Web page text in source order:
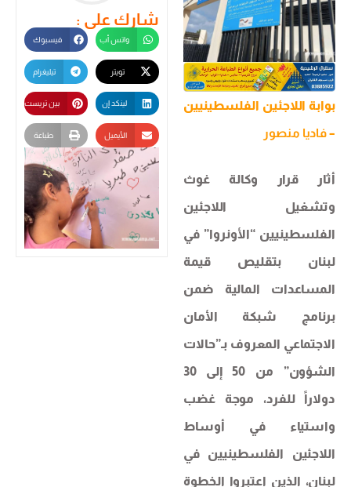
بوابة اللاجئين الفلسطينيين
فاديا منصور
أثار قرار وكالة غوث
وتشغيل اللاجئين
الفلسطينيين “الأونروا” في
لبنان بتقليص قيمة
المساعدات المالية ضمن
برنامج شبكة الأمان
الاجتماعي المعروف بـ”حالات
الشؤون” من 50 إلى 30
دولاراً للفرد، موجة غضب
واستياء في أوساط
اللاجئين الفلسطينيين في
لبنان، الذين اعتبروا الخطوة
شارك على :
واتس أب فيسبوك
تيليغرام
لينكد إن بين تريست
الأيميل طباعة